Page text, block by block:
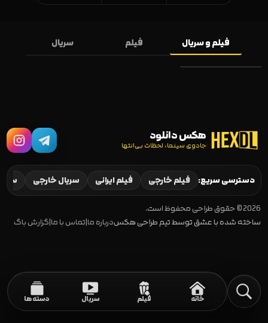
فیلم و سریال فیلم سریال
2019–2021
هکس دانلود
جادوی سینما، لحظات بی‌انتها
دسترسی سریع: فیلم خارجی فیلم ایرانی سریال خارجی
2026 © حقوق طراحی محفوظ است.
ساخته شده با عشق توسط تیم طراحی هکسدرباره ما|تماس با ما|گزارش باگ
خانه فیلم سریال دسته‌ها